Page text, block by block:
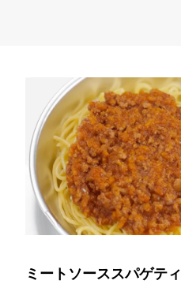
ミートソーススパゲティ